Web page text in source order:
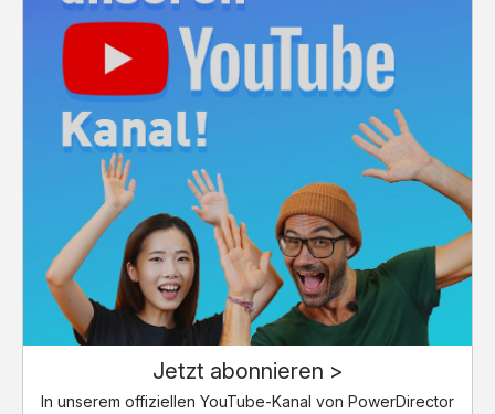
Jetzt abonnieren >
In unserem offiziellen YouTube-Kanal von PowerDirector